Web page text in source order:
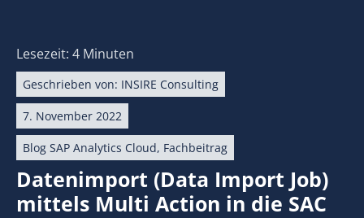
Lesezeit: 4 Minuten
Geschrieben von: INSIRE Consulting
7. November 2022
Blog SAP Analytics Cloud, Fachbeitrag
Datenimport (Data Import Job)
mittels Multi Action in die SAC